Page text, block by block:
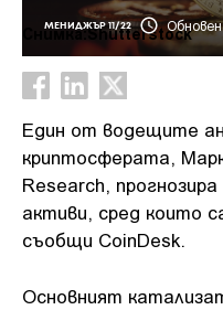
МЕНИДЖЪР 11/22
Снимка:Shutterstock
Един от водещите
криптосферата,
Research,
активи, сред които
съобщи CoinDesk.
Основният